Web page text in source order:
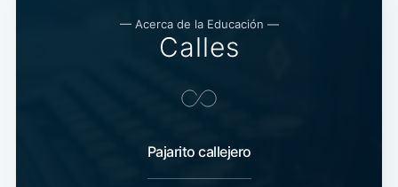
— Acerca de la Educación —
Calles
Pajarito callejero